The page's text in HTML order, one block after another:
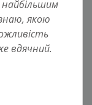
якою
вдячний.